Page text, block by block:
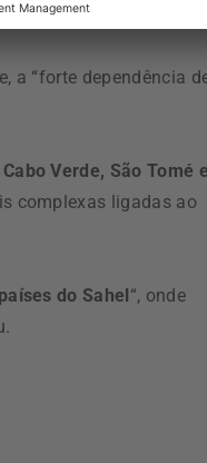
a “forte dependência
Cabo Verde, São Tomé
complexas ligadas ao
do Sahel “, onde